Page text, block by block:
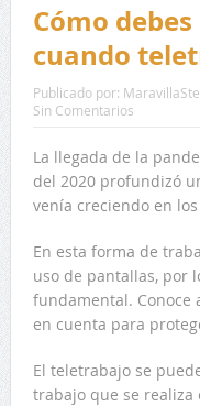
Cómo
cuando
Publicado por:
Sin Comentarios
La llegada de la
del 2020 profundizó
venía creciendo en
En esta forma de
uso de pantallas, por
fundamental. Conoce
en cuenta para
El teletrabajo se
trabajo que se realiza